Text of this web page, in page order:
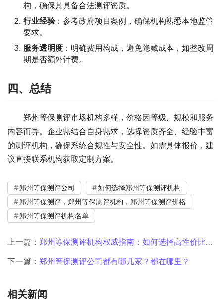
构，确保其具备合法测评资质。
行业经验 ‌：参考政府项目案例，确保机构熟悉本地监管
要求。
服务透明度 ‌：明确费用构成，避免隐藏成本，如整改周
期是否额外计费。
四、总结
郑州等保测评市场机构多样，价格因等级、规模和服务
内容而异。企业需结合自身需求，选择资质齐全、经验丰富
的测评机构，确保系统合规性与安全性。如需具体报价，建
议直接联系机构获取定制方案。
郑州等保测评公司
如何选择郑州等保测评机构
郑州等保测评，郑州等保测评机构，郑州等保测评价格
郑州等保测评机构名单
上一篇： 郑州等保测评机构权威指南：如何选择高性价比服务商
下一篇： 郑州等保测评公司都有哪几家？都在哪里？
相关新闻